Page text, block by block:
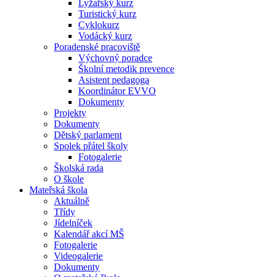
Lyžařský kurz
Turistický kurz
Cyklokurz
Vodácký kurz
Poradenské pracoviště
Výchovný poradce
Školní metodik prevence
Asistent pedagoga
Koordinátor EVVO
Dokumenty
Projekty
Dokumenty
Dětský parlament
Spolek přátel školy
Fotogalerie
Školská rada
O škole
Mateřská škola
Aktuálně
Třídy
Jídelníček
Kalendář akcí MŠ
Fotogalerie
Videogalerie
Dokumenty